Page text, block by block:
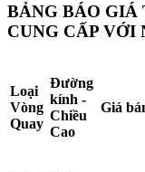
BẢNG BÁO GIÁ
CUNG CẤP
Loại
Vòng
Quay
Đường
kính -
Chiều
Cao
Giá